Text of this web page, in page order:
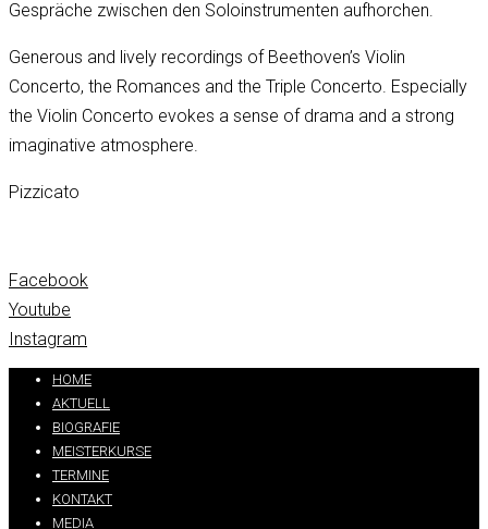
Gespräche zwischen den Soloinstrumenten aufhorchen.
Generous and lively recordings of Beethoven’s Violin
Concerto, the Romances and the Triple Concerto. Especially
the Violin Concerto evokes a sense of drama and a strong
imaginative atmosphere.
Pizzicato
Facebook
Youtube
Instagram
HOME
AKTUELL
BIOGRAFIE
MEISTERKURSE
TERMINE
KONTAKT
MEDIA